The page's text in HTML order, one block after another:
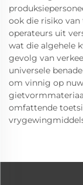
ook die risiko
operateurs uit
wat die algehele
gevolg van
universele
om vinnig op
omfattende